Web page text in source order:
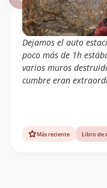
Dejamos el auto
poco más de 1h
varios muros
cumbre eran
Más reciente Libro de